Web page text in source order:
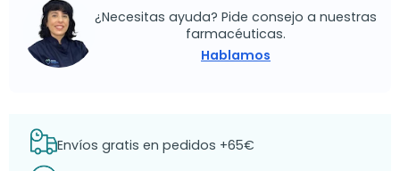
¿Necesitas ayuda? Pide consejo a nuestras
farmacéuticas.
Hablamos
Envíos gratis en pedidos +65€